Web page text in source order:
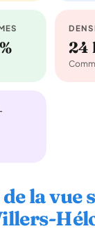
24
la vue